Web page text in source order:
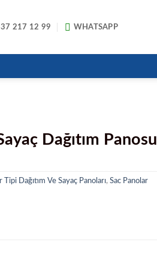
217 12 99 WHATSAPP
Dağıtım Panosu
Tipi Dağıtım Ve Sayaç Panoları, Sac Panolar